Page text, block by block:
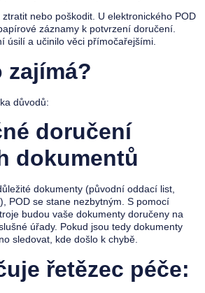
nebo poškodit. U elektronického POD
záznamy k potvrzení doručení.
úsilí a učinilo věci přímočařejšími.
zajímá?
důvodů:
doručení
dokumentů
dokumenty (původní oddací list,
POD se stane nezbytným. S pomocí
budou vaše dokumenty doručeny na
úřady. Pokud jsou tedy dokumenty
sledovat, kde došlo k chybě.
řetězec péče: